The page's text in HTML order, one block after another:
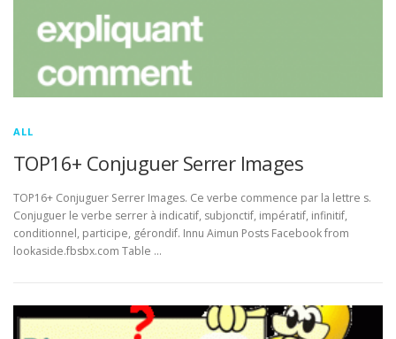
ALL
TOP16+ Conjuguer Serrer Images
TOP16+ Conjuguer Serrer Images. Ce verbe commence par la lettre s.
Conjuguer le verbe serrer à indicatif, subjonctif, impératif, infinitif,
conditionnel, participe, gérondif. Innu Aimun Posts Facebook from
lookaside.fbsbx.com Table …